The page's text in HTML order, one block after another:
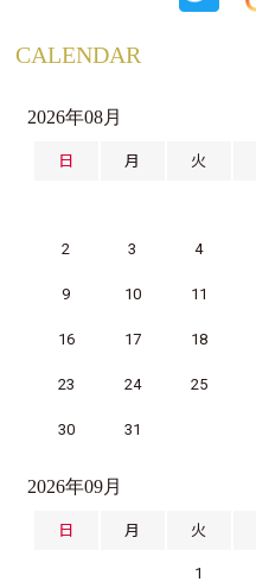
CALENDAR
2026年08月
日 月 火
2 3 4
9 10 11
16 17 18
23 24 25
30 31
2026年09月
日 月 火
1